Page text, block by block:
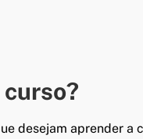
desejam aprender a